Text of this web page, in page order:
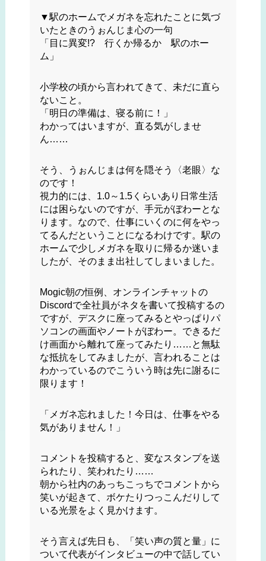
▼駅のホームでメガネを忘れたことに気づ
いたときのうぉんじま心の一句
「目に異変!? 行くか帰るか 駅のホー
ム」
小学校の頃から言われてきて、未だに直ら
ないこと。
「明日の準備は、寝る前に！」
わかってはいますが、直る気がしませ
ん……
そう、うぉんじまは何を隠そう〈老眼〉な
のです！
視力的には、1.0～1.5くらいあり日常生活
には困らないのですが、手元がぼわーとな
ります。なので、仕事にいくのに何をやっ
てるんだということになるわけです。駅の
ホームで少しメガネを取りに帰るか迷いま
したが、そのまま出社してしまいました。
Mogic朝の恒例、オンラインチャットの
Discordで全社員がネタを書いて投稿するの
ですが、デスクに座ってみるとやっぱりパ
ソコンの画面やノートがぼわー。できるだ
け画面から離れて座ってみたり……と無駄
な抵抗をしてみましたが、言われることは
わかっているのでこういう時は先に謝るに
限ります！
「メガネ忘れました！今日は、仕事をやる
気がありません！」
コメントを投稿すると、変なスタンプを送
られたり、笑われたり……
朝から社内のあっちこっちでコメントから
笑いが起きて、ボケたりつっこんだりして
いる光景をよく見かけます。
そう言えば先日も、「笑い声の質と量」に
ついて代表がインタビューの中で話してい